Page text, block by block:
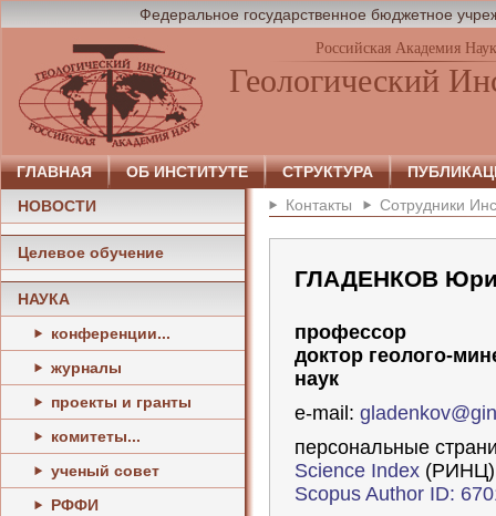
Федеральное государственное бюджетное
Российская Академия Наук
Геологический
ГЛАВНАЯ ОБ ИНСТИТУТЕ СТРУКТУРА
НОВОСТИ
Целевое обучение
НАУКА
конференции...
журналы
проекты и гранты
комитеты...
ученый совет
РФФИ
Контакты Сотрудники
ГЛАДЕНКОВ
профессор
доктор геолого-
наук
e-mail:
персональные
Science Index (РИНЦ)
Scopus Author ID: